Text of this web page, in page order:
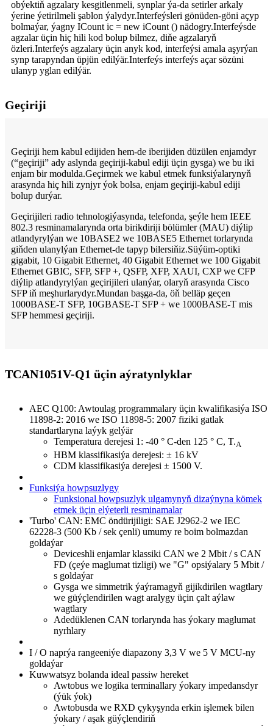
obýektiň agzalary kesgitlenmeli, synplar ýa-da setirler arkaly
ýerine ýetirilmeli şablon ýalydyr.Interfeýsleri gönüden-göni açyp
bolmaýar, ýagny ICount ic = new iCount () nädogry.Interfeýsde
agzalar üçin hiç hili kod bolup bilmez, diňe agzalaryň
özleri.Interfeýs agzalary üçin anyk kod, interfeýsi amala aşyrýan
synp tarapyndan üpjün edilýär.Interfeýs interfeýs açar sözüni
ulanyp yglan edilýär.
Geçiriji
Geçiriji hem kabul edijiden hem-de iberijiden düzülen enjamdyr
(“geçiriji” ady aslynda geçiriji-kabul ediji üçin gysga) we bu iki
enjam bir modulda.Geçirmek we kabul etmek funksiýalarynyň
arasynda hiç hili zynjyr ýok bolsa, enjam geçiriji-kabul ediji
bolup durýar.
Geçirijileri radio tehnologiýasynda, telefonda, şeýle hem IEEE
802.3 resminamalarynda orta birikdiriji bölümler (MAU) diýlip
atlandyrylýan we 10BASE2 we 10BASE5 Ethernet torlarynda
giňden ulanylýan Ethernet-de tapyp bilersiňiz.Süýüm-optiki
gigabit, 10 Gigabit Ethernet, 40 Gigabit Ethernet we 100 Gigabit
Ethernet GBIC, SFP, SFP +, QSFP, XFP, XAUI, CXP we CFP
diýlip atlandyrylýan geçirijileri ulanýar, olaryň arasynda Cisco
SFP iň meşhurlarydyr.Mundan başga-da, öň belläp geçen
1000BASE-T SFP, 10GBASE-T SFP + we 1000BASE-T mis
SFP hemmesi geçiriji.
TCAN1051V-Q1 üçin aýratynlyklar
AEC Q100: Awtoulag programmalary üçin kwalifikasiýa ISO
11898-2: 2016 we ISO 11898-5: 2007 fiziki gatlak
standartlaryna laýyk gelýär
Temperatura derejesi 1: -40 ° C-den 125 ° C, T.A
HBM klassifikasiýa derejesi: ± 16 kV
CDM klassifikasiýa derejesi ± 1500 V.
Funksiýa howpsuzlygy
Funksional howpsuzlyk ulgamynyň dizaýnyna kömek
etmek üçin elýeterli resminamalar
'Turbo' CAN: EMC öndürijiligi: SAE J2962-2 we IEC
62228-3 (500 Kb / sek çenli) umumy re boim bolmazdan
goldaýar
Deviceshli enjamlar klassiki CAN we 2 Mbit / s CAN
FD (çeýe maglumat tizligi) we "G" opsiýalary 5 Mbit /
s goldaýar
Gysga we simmetrik ýaýramagyň gijikdirilen wagtlary
we güýçlendirilen wagt aralygy üçin çalt aýlaw
wagtlary
Adedüklenen CAN torlarynda has ýokary maglumat
nyrhlary
I / O naprýa rangeeniýe diapazony 3,3 V we 5 V MCU-ny
goldaýar
Kuwwatsyz bolanda ideal passiw hereket
Awtobus we logika terminallary ýokary impedansdyr
(ýük ýok)
Awtobusda we RXD çykyşynda erkin işlemek bilen
ýokary / aşak güýçlendiriň